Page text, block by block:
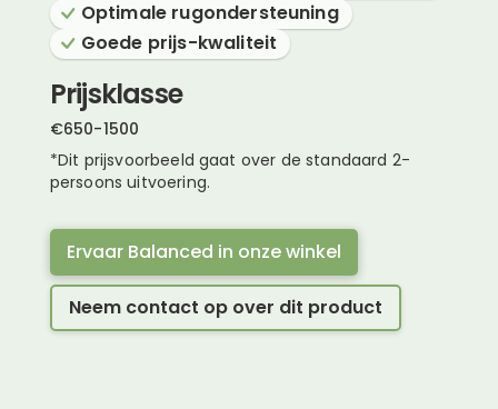
Optimale rugondersteuning
Goede prijs-kwaliteit
Prijsklasse
€650-1500
*Dit prijsvoorbeeld gaat over de standaard 2-
persoons uitvoering.
Ervaar Balanced in onze winkel
Neem contact op over dit product